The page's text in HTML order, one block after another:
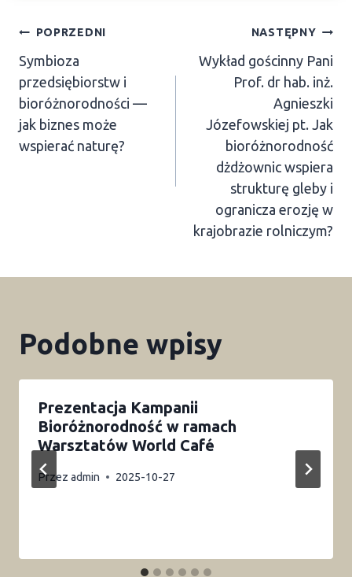
Nawigacja
wpisu
POPRZEDNI
Symbioza
przedsiębiorstw i
bioróżnorodności —
jak biznes może
wspierać naturę?
NASTĘPNY
Wykład gościnny Pani
Prof. dr hab. inż.
Agnieszki
Józefowskiej pt. Jak
bioróżnorodność
dżdżownic wspiera
strukturę gleby i
ogranicza erozję w
krajobrazie rolniczym?
Podobne wpisy
Prezentacja Kampanii
Bioróżnorodność w ramach
Warsztatów World Café
Przez admin 2025-10-27